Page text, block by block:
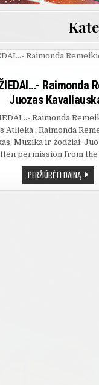
Raimonda
Juozas
..- Raimonda
Atlieka : Raimonda
Muzika ir žodžiai:
permission from the
PERŽIŪRĖTI DAINĄKVEPIA
ŽIEDAI…-